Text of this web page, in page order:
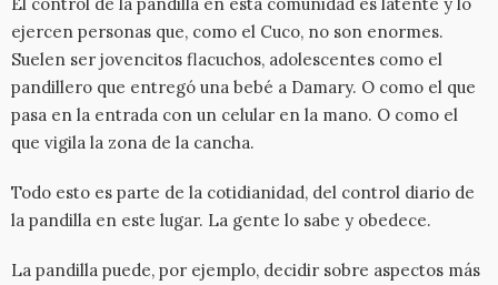
ejercen personas que, como el Cuco, no son enormes.
Suelen ser jovencitos flacuchos, adolescentes como el
pandillero que entregó una bebé a Damary. O como el que
pasa en la entrada con un celular en la mano. O como el
que vigila la zona de la cancha.
Todo esto es parte de la cotidianidad, del control diario de
la pandilla en este lugar. La gente lo sabe y obedece.
La pandilla puede, por ejemplo, decidir sobre aspectos más